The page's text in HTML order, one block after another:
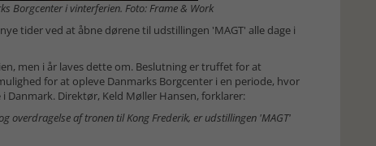
Borgcenter i vinterferien. Foto: Frame & Work
tider ved at åbne dørene til udstillingen 'MAGT' alle dage i
men i år laves dette om. Beslutning er truffet for at
for at opleve Danmarks Borgcenter i en periode, hvor
Danmark. Direktør, Keld Møller Hansen, forklarer:
overdragelse af tronen til Kong Frederik, er udstillingen 'MAGT'